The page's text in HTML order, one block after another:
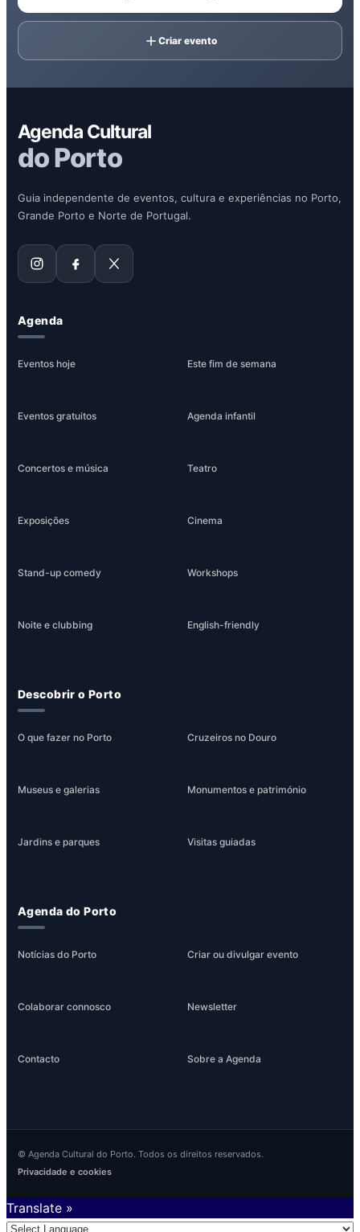
Criar evento
Agenda Cultural
do Porto
Guia independente de eventos, cultura e experiências no Porto,
Grande Porto e Norte de Portugal.
Agenda
Eventos hoje Este fim de semana
Eventos gratuitos Agenda infantil
Concertos e música Teatro
Exposições Cinema
Stand-up comedy Workshops
Noite e clubbing English-friendly
Descobrir o Porto
O que fazer no Porto Cruzeiros no Douro
Museus e galerias Monumentos e património
Jardins e parques Visitas guiadas
Agenda do Porto
Notícias do Porto Criar ou divulgar evento
Colaborar connosco Newsletter
Contacto Sobre a Agenda
© Agenda Cultural do Porto. Todos os direitos reservados.
Privacidade e cookies
Translate »